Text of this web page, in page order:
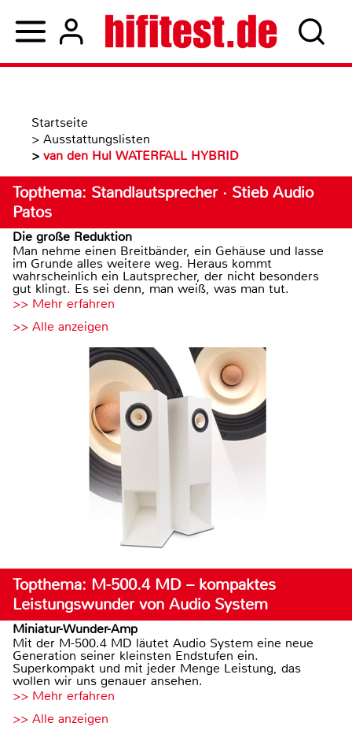
Startseite
> Ausstattungslisten
> van den Hul WATERFALL HYBRID
Topthema: Standlautsprecher · Stieb Audio
Patos
Die große Reduktion
Man nehme einen Breitbänder, ein Gehäuse und lasse
im Grunde alles weitere weg. Heraus kommt
wahrscheinlich ein Lautsprecher, der nicht besonders
gut klingt. Es sei denn, man weiß, was man tut.
>> Mehr erfahren
>> Alle anzeigen
Topthema: M-500.4 MD – kompaktes
Leistungswunder von Audio System
Miniatur-Wunder-Amp
Mit der M-500.4 MD läutet Audio System eine neue
Generation seiner kleinsten Endstufen ein.
Superkompakt und mit jeder Menge Leistung, das
wollen wir uns genauer ansehen.
>> Mehr erfahren
>> Alle anzeigen